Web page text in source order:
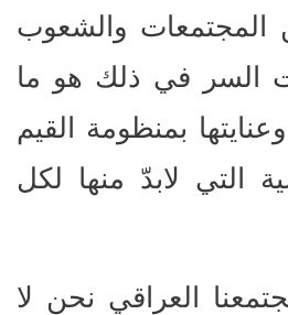
المجتمعات والشعوب
السر في ذلك هو ما
بمنظومة القيم
التي لابدّ منها لكل
العراقي نحن لا